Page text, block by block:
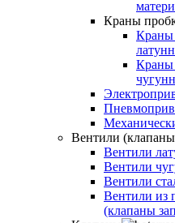
Краны
Краны
Краны
Вентили
Вентили
Вентили
Вентили
Вентили из
(клапаны